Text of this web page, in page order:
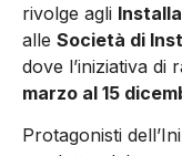
rivolge agli
alle Società di
dove l’iniziativa di
marzo al 15
Protagonisti